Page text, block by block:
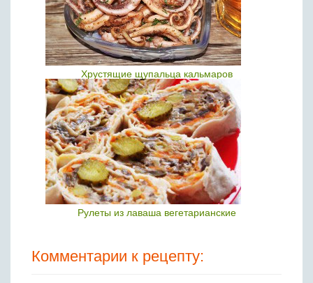
Хрустящие щупальца кальмаров
Рулеты из лаваша вегетарианские
Комментарии к рецепту: